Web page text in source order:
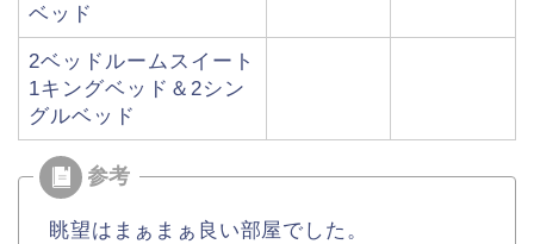
ベッド
2ベッドルームスイート
1キングベッド＆2シン
グルベッド
眺望はまぁまぁ良い部屋でした。